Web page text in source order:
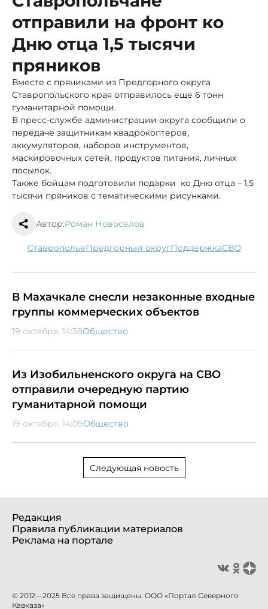
отправили на фронт ко
Дню отца 1,5 тысячи
пряников
Вместе с пряниками из Предгорного округа
Ставропольского края отправилось еще 6 тонн
гуманитарной помощи.
В пресс-службе администрации округа сообщили о
передаче защитникам квадрокоптеров,
аккумуляторов, наборов инструментов,
маскировочных сетей, продуктов питания, личных
посылок.
Также бойцам подготовили подарки ко Дню отца – 1,5
тысячи пряников с тематическими рисунками.
Автор:Роман Новоселов
Ставрополье Предгорный округ поддержка СВО
В Махачкале снесли незаконные входные
группы коммерческих объектов
19 октября, 14:38Общество
Из Изобильненского округа на СВО
отправили очередную партию
гуманитарной помощи
19 октября, 14:09Общество
Следующая новость
Редакция
Правила публикации материалов
Реклама на портале
© 2012—2025 Все права защищены. ООО «Портал Северного
Кавказа»